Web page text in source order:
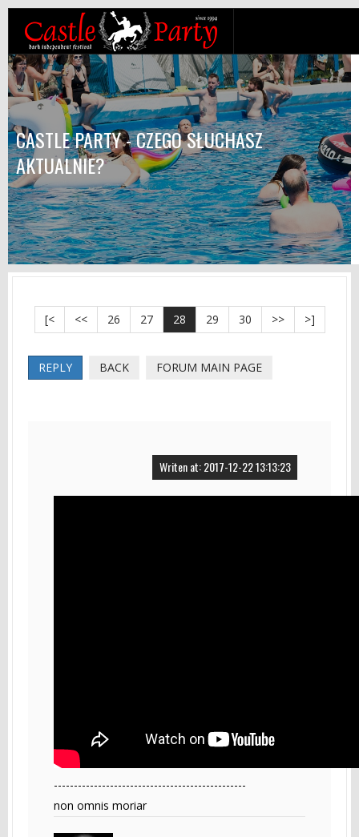
CASTLE PARTY - CZEGO SŁUCHASZ
AKTUALNIE?
[< << 26 27 28 29 30 >> >]
REPLY BACK FORUM MAIN PAGE
Writen at: 2017-12-22 13:13:23
------------------------------------------------
non omnis moriar